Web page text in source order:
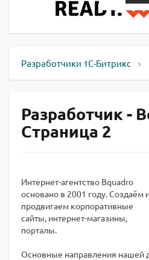
Разработчики 1С-Битрикс
Разработчик -
Страница 2
Интернет-агентство Bquadro
основано в 2001 году. Создаём
продвигаем корпоративные
сайты, интернет-магазины,
порталы.
Основные направления нашей